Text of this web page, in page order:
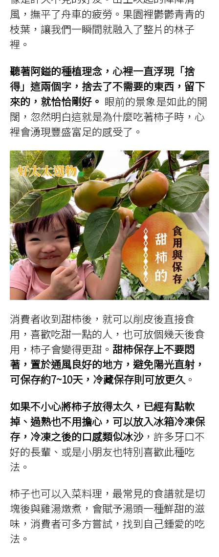
風，撫平了舟車的疲勞。果園裡鬱鬱青青的
枝葉，讓我們一瞬間就融入了整片的林子
裡。
聽著阿鎰的種植理念，心裡一直浮現「捨
得」這兩個字，捨去了不需要的東西，留下
來的，就恰恰剛好。 眼前的景象是如此的開
闊，忽然明白這就是為什麼吃著柿子時，心
裡會湧現豐盛富足的感受了。
消費者收到甜柿後，就可以削皮後直接食
用，喜歡吃甜一點的人，也可放個幾天後食
用，柿子會變得更甜。 甜柿保存上不要悶
著，置於通風良好的地方，避免陽光直射，
可保存約7~10天，冷藏保存則可放更久 。
如果不小心將柿子放得太久，已經有點軟
掉、過熟也不用擔心，可以放入冰箱冷凍保
存，冷凍之後的口感類似冰沙，許多牙口不
好的長輩、或是小朋友也特別喜歡此種吃
法。
柿子也可以入菜料理，最常見的食譜就是切
塊後與雞湯燉煮，會賦予湯頭一種鮮甜的滋
味，消費者可多方嘗試，找到自己鍾愛的吃
法。